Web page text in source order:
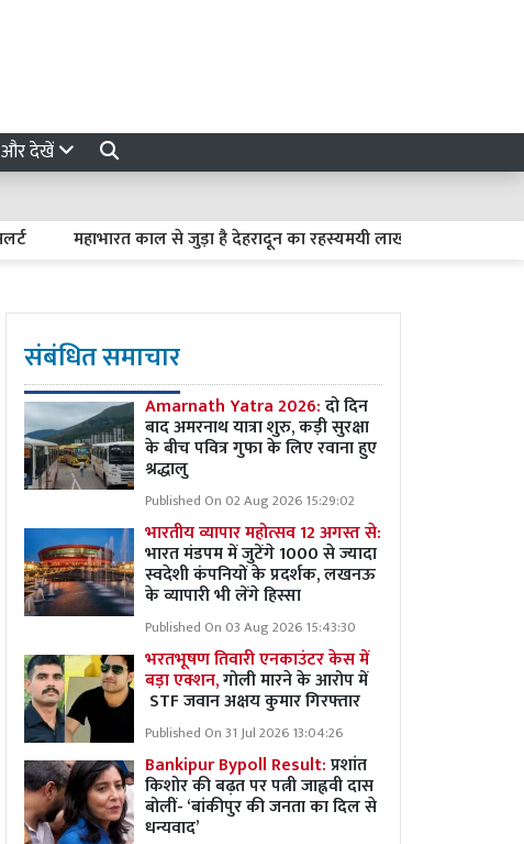
और देखें
महाभारत काल से जुड़ा है देहरादून का रहस्यमयी लाखामंडल, आज भी मौजूद हैं
संबंधित समाचार
Amarnath Yatra 2026:दो दिन
बाद अमरनाथ यात्रा शुरु, कड़ी सुरक्षा
के बीच पवित्र गुफा के लिए रवाना हुए
श्रद्धालु
Published On 02 Aug 2026 15:29:02
भारतीय व्यापार महोत्सव 12 अगस्त से:
भारत मंडपम में जुटेंगे 1000 से ज्यादा
स्वदेशी कंपनियों के प्रदर्शक, लखनऊ
के व्यापारी भी लेंगे हिस्सा
Published On 03 Aug 2026 15:43:30
भरतभूषण तिवारी एनकाउंटर केस में
बड़ा एक्शन,गोली मारने के आरोप में
STF जवान अक्षय कुमार गिरफ्तार
Published On 31 Jul 2026 13:04:26
Bankipur Bypoll Result:प्रशांत
किशोर की बढ़त पर पत्नी जाह्नवी दास
बोलीं- ‘बांकीपुर की जनता का दिल से
धन्यवाद’